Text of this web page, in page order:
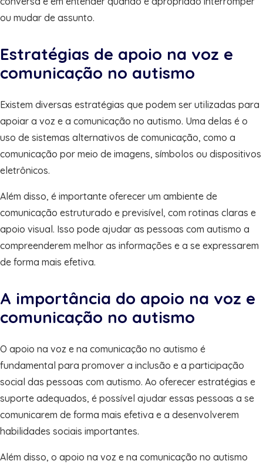
ou mudar de assunto.
Estratégias de apoio na voz e
comunicação no autismo
Existem diversas estratégias que podem ser utilizadas para
apoiar a voz e a comunicação no autismo. Uma delas é o
uso de sistemas alternativos de comunicação, como a
comunicação por meio de imagens, símbolos ou dispositivos
eletrônicos.
Além disso, é importante oferecer um ambiente de
comunicação estruturado e previsível, com rotinas claras e
apoio visual. Isso pode ajudar as pessoas com autismo a
compreenderem melhor as informações e a se expressarem
de forma mais efetiva.
A importância do apoio na voz e
comunicação no autismo
O apoio na voz e na comunicação no autismo é
fundamental para promover a inclusão e a participação
social das pessoas com autismo. Ao oferecer estratégias e
suporte adequados, é possível ajudar essas pessoas a se
comunicarem de forma mais efetiva e a desenvolverem
habilidades sociais importantes.
Além disso, o apoio na voz e na comunicação no autismo